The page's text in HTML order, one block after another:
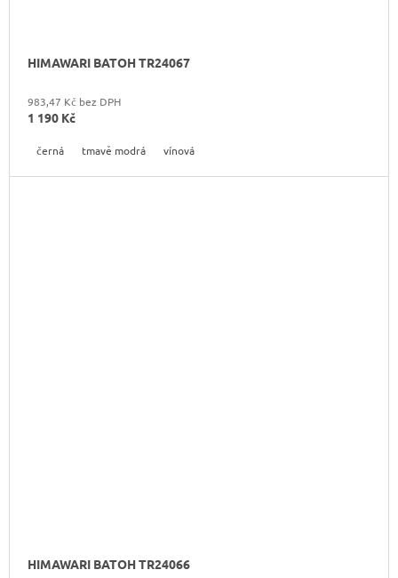
HIMAWARI BATOH TR24067
983,47 Kč bez DPH
1 190 Kč
černá tmavě modrá vínová
HIMAWARI BATOH TR24066